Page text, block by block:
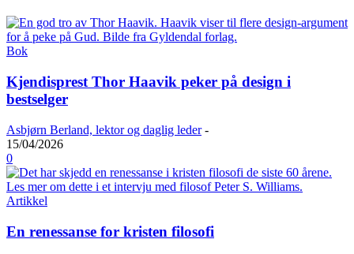
Bok
Kjendisprest Thor Haavik peker på design i
bestselger
Asbjørn Berland, lektor og daglig leder -
15/04/2026
0
Artikkel
En renessanse for kristen filosofi